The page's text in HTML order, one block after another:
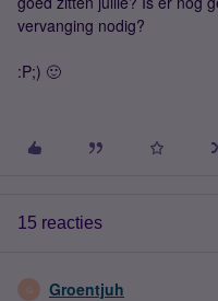
vervanging nodig?
:P;) 🙂
15 reacties
G Groentjuh